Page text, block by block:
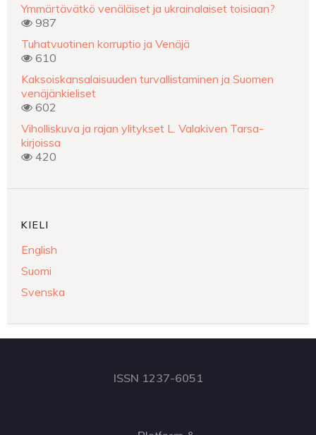
Ymmärtävätkö venäläiset ja ukrainalaiset toisiaan?
987
Tuhatvuotinen korruptio ja Venäjä
610
Kaksoiskansalaisuuden turvallistaminen ja Suomen
venäjänkieliset
602
Viholliskuva ja rajan ylitykset L. Valakiven Tarsa-
kirjoissa
420
KIELI
English
Suomi
Svenska
ISSN 1237-6051